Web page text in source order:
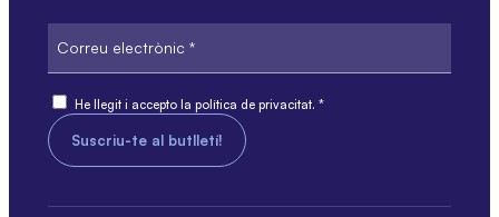
electrònic
ConsentHe llegit i accepto la política de privacitat. *